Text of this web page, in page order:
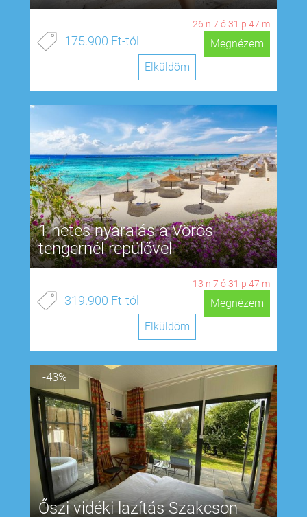
26 n 7 ó31 p 46 m
175.900 Ft-tól
Megnézem
Elküldöm
1 hetes nyaralás a Vörös-
tengernél repülővel
13 n 7 ó31 p 46 m
319.900 Ft-tól
Megnézem
Elküldöm
-43%
Őszi vidéki lazítás Szakcson